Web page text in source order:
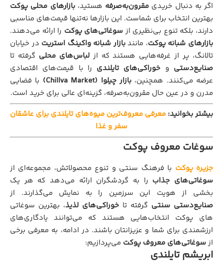
اگر به دنبال خریدی مقرون‌به‌صرفه هستید،بازارهای محلی پوکت
بهترین انتخاب برای شماست. این بازارها نه‌تنها قیمت‌های مناسبی
دارند، بلکه تنوع بی‌نظیری از سوغاتی‌های پوکت را ارائه می‌دهند.
بازارهای شبانه پوکت، مانندبازار شبانه واکینگ استریت در خیابان
تالانگ، پر از غرفه‌هایی هستند که ازلباس‌های محلی گرفته تا
صنایع‌دستی و خوراکی‌های تایلندی را با قیمت‌های اقتصادی
عرضه می‌کنند. همچنین،بازار چیلوا (Chillva Market)
با فضایی
مدرن و در عین حال مقرون‌به‌صرفه، گزینه‌ای عالی برای خرید است.
بیشتر بخوانید: معرفی معروف‌ترین میوه‌های تایلندی برای عاشقان
سفر و غذا
سوغات معروف پوکت
جزیره پوکت با فرهنگ سنتی و تنوع محصولاتش، مجموعه‌ای از
سوغاتی‌های جذاب را به گردشگران ارائه می‌دهد که هر یک
بخشی از هویت این سرزمین را به نمایش می‌گذارند. از
صنایع‌دستی سنتی گرفته تا خوراکی‌های لذیذ، بهترین سوغاتی‌
های پوکت انتخاب‌هایی هستند که می‌توانند یادگاری‌های
ارزشمندی برای شما و عزیزانتان باشند. در ادامه، به معرفی برخی
ازسوغاتی‌های معروف پوکت می‌پردازیم:
ابریشم تایلندی